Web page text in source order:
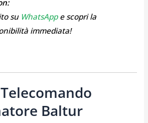
su WhatsAppe scopri la
immediata!
Telecomando
Baltur